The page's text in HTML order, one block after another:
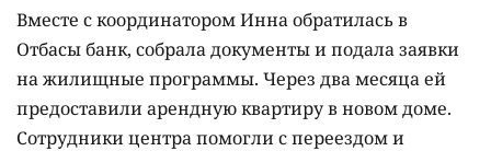
Вместе с координатором Инна обратилась в
Отбасы банк, собрала документы и подала заявки
на жилищные программы. Через два месяца ей
предоставили арендную квартиру в новом доме.
Сотрудники центра помогли с переездом и